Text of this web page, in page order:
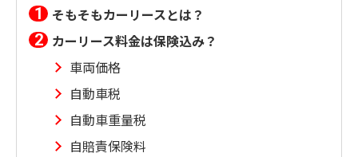
そもそもカーリースとは？
カーリース料金は保険込み？
車両価格
自動車税
自動車重量税
自賠責保険料